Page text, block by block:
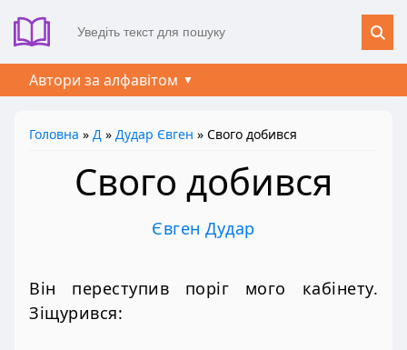
Автори за алфавітом
Головна » Д » Дудар Євген » Свого добився
Свого добився
Євген Дудар
Він переступив поріг мого кабінету.
Зіщурився: